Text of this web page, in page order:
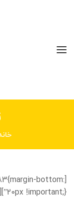
bottom:
20px !important;}”][vc_column width=”1/2″]